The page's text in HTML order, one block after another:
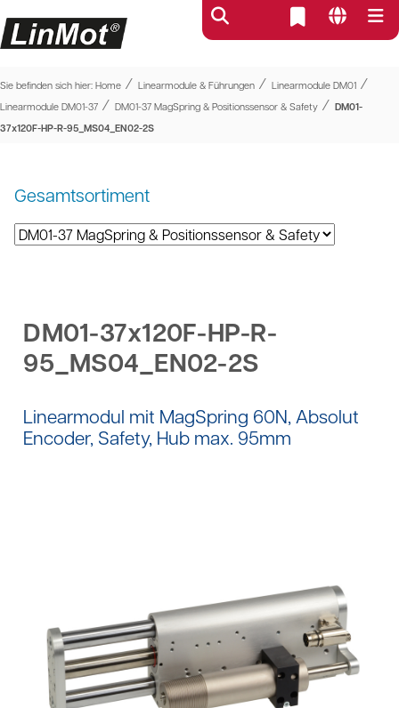
Sie befinden sich hier: Home ⁄ Linearmodule & Führungen ⁄ Linearmodule DM01 ⁄
Linearmodule DM01-37 ⁄ DM01-37 MagSpring & Positionssensor & Safety ⁄ DM01-
37x120F-HP-R-95_MS04_EN02-2S
Gesamtsortiment
DM01-37x120F-HP-R-
95_MS04_EN02-2S
Linearmodul mit MagSpring 60N, Absolut
Encoder, Safety, Hub max. 95mm